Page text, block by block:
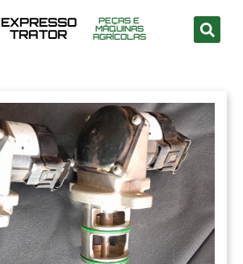
EXPRESSO
TRATOR
PEÇAS E
MÁQUINAS
AGRÍCOLAS